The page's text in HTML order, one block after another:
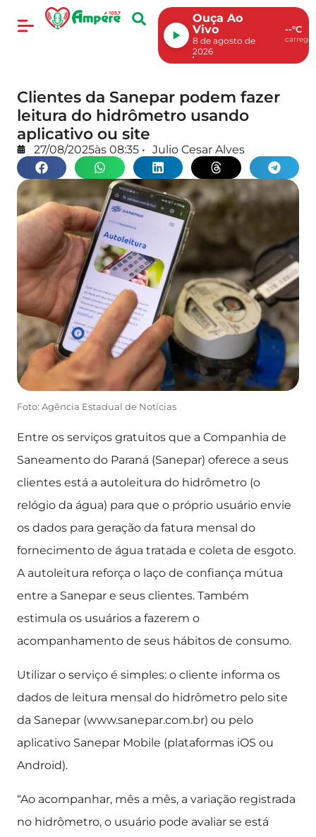
Ouça Ao
Vivo
8 de agosto de
2026
--°C
Clientes da Sanepar podem fazer
leitura do hidrômetro usando
aplicativo ou site
27/08/2025às 08:35 • Julio Cesar Alves
Foto: Agência Estadual de Notícias
Entre os serviços gratuitos que a Companhia de
Saneamento do Paraná (Sanepar) oferece a seus
clientes está a autoleitura do hidrômetro (o
relógio da água) para que o próprio usuário envie
os dados para geração da fatura mensal do
fornecimento de água tratada e coleta de esgoto.
A autoleitura reforça o laço de confiança mútua
entre a Sanepar e seus clientes. Também
estimula os usuários a fazerem o
acompanhamento de seus hábitos de consumo.
Utilizar o serviço é simples: o cliente informa os
dados de leitura mensal do hidrômetro pelo site
da Sanepar (www.sanepar.com.br) ou pelo
aplicativo Sanepar Mobile (plataformas iOS ou
Android).
“Ao acompanhar, mês a mês, a variação registrada
no hidrômetro, o usuário pode avaliar se está